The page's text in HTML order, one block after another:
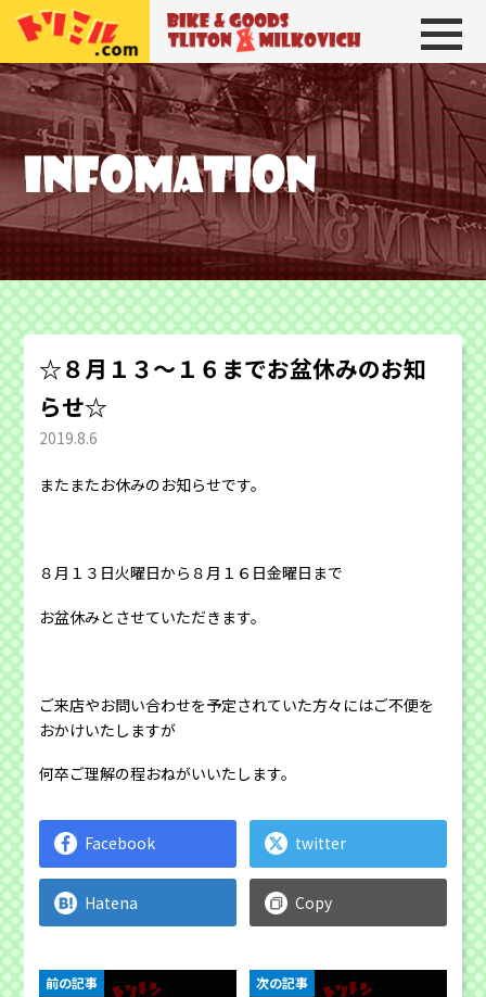
トリトン＆ミルコビッチ BIKE＆
☆８月１３～１６までお盆休みのお知
らせ☆
2019.8.6
またまたお休みのお知らせです。
８月１３日火曜日から８月１６日金曜日まで
お盆休みとさせていただきます。
ご来店やお問い合わせを予定されていた方々にはご不便を
おかけいたしますが
何卒ご理解の程おねがいいたします。
Facebook twitter
Hatena Copy
前の記事 次の記事